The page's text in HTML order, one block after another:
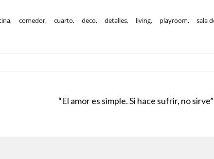
, comedor, cuarto, deco, detalles, living, playroom, sala
“El amor es simple. Si hace sufrir, no sirve”